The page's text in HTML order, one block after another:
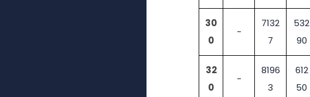
30
0
-
7132
7
532
90
32
0
-
8196
3
612
50